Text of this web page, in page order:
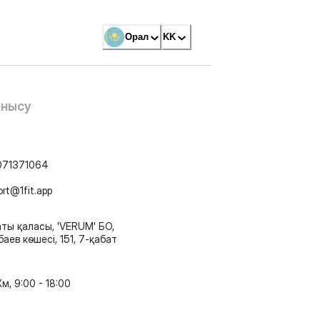
Орал KK
қаласы, 'VERUM' БО,
көшесі, 151, 7-қабат
9:00 - 18:00